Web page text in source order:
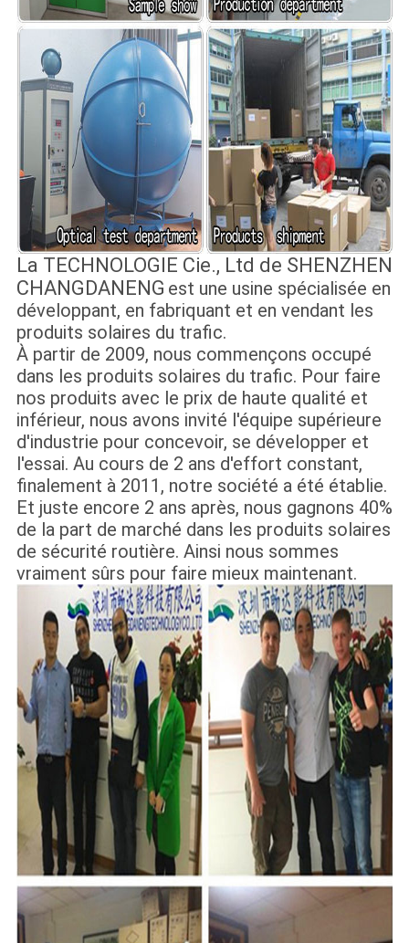
La TECHNOLOGIE Cie., Ltd de SHENZHEN
CHANGDANENG est une usine spécialisée en
développant, en fabriquant et en vendant les
produits solaires du trafic.
À partir de 2009, nous commençons occupé
dans les produits solaires du trafic. Pour faire
nos produits avec le prix de haute qualité et
inférieur, nous avons invité l'équipe supérieure
d'industrie pour concevoir, se développer et
l'essai. Au cours de 2 ans d'effort constant,
finalement à 2011, notre société a été établie.
Et juste encore 2 ans après, nous gagnons 40%
de la part de marché dans les produits solaires
de sécurité routière. Ainsi nous sommes
vraiment sûrs pour faire mieux maintenant.